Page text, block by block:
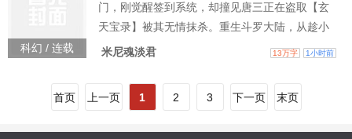
科幻 / 连载
门，刚觉醒签到系统，却撞见唐三正在盗取【玄
天宝录】被其无情抹杀。重生斗罗大陆，从趁小
舞青涩忽悠她当老婆开始，他誓要夺走唐三的一
【黑暗圣龙】双生武魂，截胡诺丁学院工读生名
额。 叮！在学院七舍签到，获得一级奖励【满级
米尼魂淡君 13万字 1小时前
首页 上一页 1 2 3 下一页 末页